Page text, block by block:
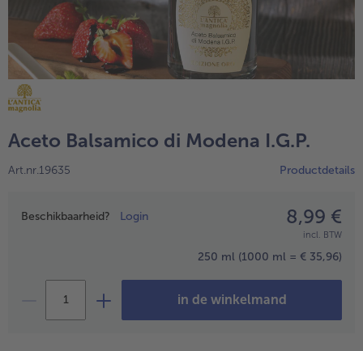
High Protein
alleHigh Protein
Veggie & Vegan
Aceto Balsamico di Modena I.G.P.
Art.nr.19635 Productdetails
Prijsopgave
Beschikbaarheid? Login 8,99 €
incl. BTW
250 ml (1000 ml = € 35,96)
in de winkelmand